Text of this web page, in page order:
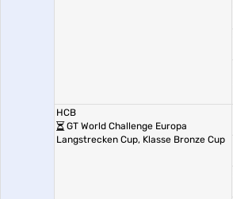
HCB
GT World Challenge Europa
Langstrecken Cup, Klasse Bronze Cup